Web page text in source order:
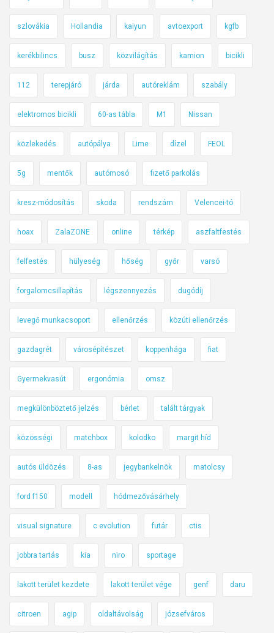
szlovákia Hollandia kaiyun avtoexport kgfb
kerékbilincs busz közvilágítás kamion bicikli
112 terepjáró járda autóreklám szabály
elektromos bicikli 60-as tábla M1 Nissan
közlekedés autópálya Lime dízel FEOL
5g mentők autómosó fizető parkolás
kresz-módosítás skoda rendszám Velencei-tó
hoax ZalaZONE online térkép aszfaltfestés
felfestés hülyeség hőség győr varsó
forgalomcsillapítás légszennyezés dugódíj
levegő munkacsoport ellenőrzés közúti ellenőrzés
gazdagrét városépítészet koppenhága fiat
Gyermekvasút ergonómia omsz
megkülönböztető jelzés bérlet talált tárgyak
közösségi matchbox kolodko margit híd
autós üldözés 8-as jegybankelnök matolcsy
ford f150 modell hódmezővásárhely
visual signature c evolution futár ctis
jobbra tartás kia niro sportage
lakott terület kezdete lakott terület vége genf daru
citroen agip oldaltávolság józsefváros